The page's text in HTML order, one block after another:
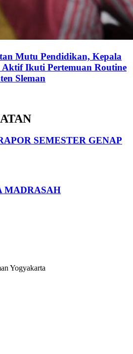
Mutu Pendidikan, Kepala
Aktif Ikuti Pertemuan Routine
Sleman
SEMESTER GENAP
MADRASAH
Yogyakarta